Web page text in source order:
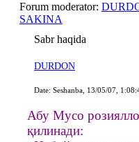
Forum moderator:
SAKINA
Sabr haqida
DURDON
Date: Seshanba, 13/05/07,
Абу Мусо
қилинади: